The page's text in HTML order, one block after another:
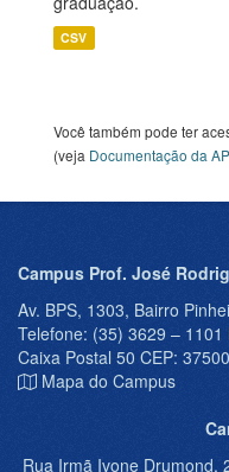
CSV
Você também pode ter
(veja Documentação da
Campus Prof. José
Av. BPS, 1303, Bairro
Telefone: (35) 3629 –
Caixa Postal 50 CEP:
Mapa do Campus
Rua Irmã Ivone Drumond,